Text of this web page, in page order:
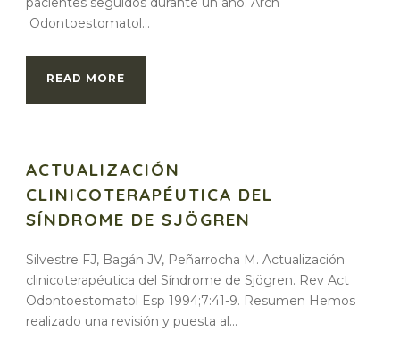
Odontoestomatol...
READ MORE
ACTUALIZACIÓN
CLINICOTERAPÉUTICA DEL
SÍNDROME DE SJÖGREN
Silvestre FJ, Bagán JV, Peñarrocha M. Actualización
clinicoterapéutica del Síndrome de Sjögren. Rev Act
Odontoestomatol Esp 1994;7:41-9. Resumen Hemos
realizado una revisión y puesta al...